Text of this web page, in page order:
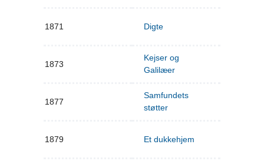
1871 Digte
1873
Kejser og
Galilæer
1877
Samfundets
støtter
1879 Et dukkehjem